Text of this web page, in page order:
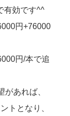
有効です^^
円+76000
円/本で追
あれば、
トとなり、